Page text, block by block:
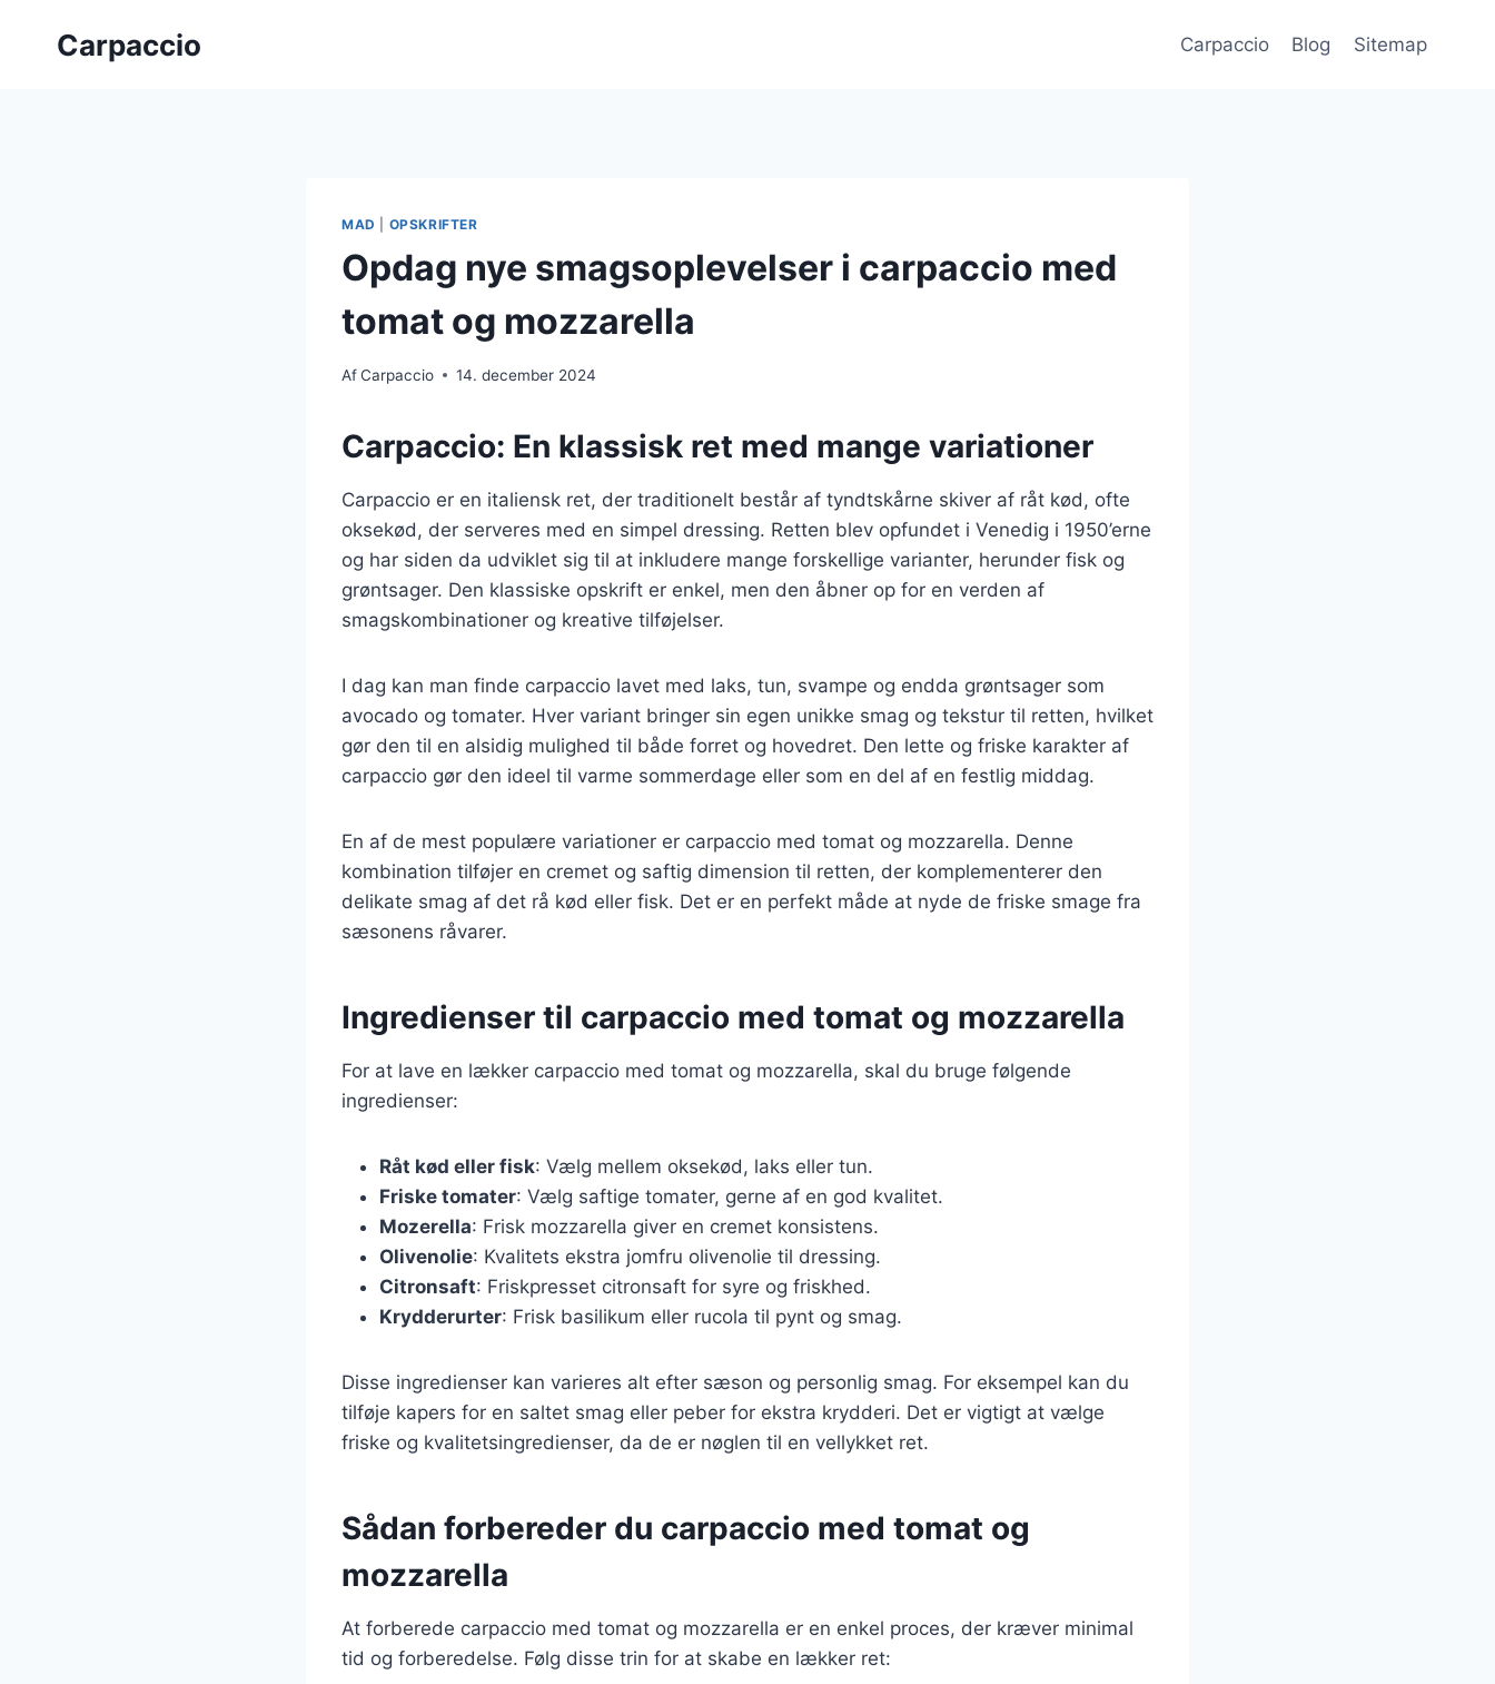
Carpaccio Carpaccio Blog Sitemap
MAD OPSKRIFTER
Opdag nye smagsoplevelser i carpaccio med
tomat og mozzarella
AfCarpaccio 14. december 2024
Carpaccio: En klassisk ret med mange variationer
Carpaccio er en italiensk ret, der traditionelt består af tyndtskårne skiver af råt kød, ofte
oksekød, der serveres med en simpel dressing. Retten blev opfundet i Venedig i 1950’erne
og har siden da udviklet sig til at inkludere mange forskellige varianter, herunder fisk og
grøntsager. Den klassiske opskrift er enkel, men den åbner op for en verden af
smagskombinationer og kreative tilføjelser.
I dag kan man finde carpaccio lavet med laks, tun, svampe og endda grøntsager som
avocado og tomater. Hver variant bringer sin egen unikke smag og tekstur til retten, hvilket
gør den til en alsidig mulighed til både forret og hovedret. Den lette og friske karakter af
carpaccio gør den ideel til varme sommerdage eller som en del af en festlig middag.
En af de mest populære variationer er carpaccio med tomat og mozzarella. Denne
kombination tilføjer en cremet og saftig dimension til retten, der komplementerer den
delikate smag af det rå kød eller fisk. Det er en perfekt måde at nyde de friske smage fra
sæsonens råvarer.
Ingredienser til carpaccio med tomat og mozzarella
For at lave en lækker carpaccio med tomat og mozzarella, skal du bruge følgende
ingredienser:
Råt kød eller fisk: Vælg mellem oksekød, laks eller tun.
Friske tomater: Vælg saftige tomater, gerne af en god kvalitet.
Mozerella: Frisk mozzarella giver en cremet konsistens.
Olivenolie: Kvalitets ekstra jomfru olivenolie til dressing.
Citronsaft: Friskpresset citronsaft for syre og friskhed.
Krydderurter: Frisk basilikum eller rucola til pynt og smag.
Disse ingredienser kan varieres alt efter sæson og personlig smag. For eksempel kan du
tilføje kapers for en saltet smag eller peber for ekstra krydderi. Det er vigtigt at vælge
friske og kvalitetsingredienser, da de er nøglen til en vellykket ret.
Sådan forbereder du carpaccio med tomat og
mozzarella
At forberede carpaccio med tomat og mozzarella er en enkel proces, der kræver minimal
tid og forberedelse. Følg disse trin for at skabe en lækker ret: